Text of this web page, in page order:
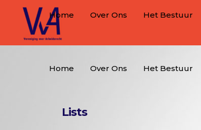
Home Over Ons Het Bestuur
Home Over Ons Het Bestuur
Lists